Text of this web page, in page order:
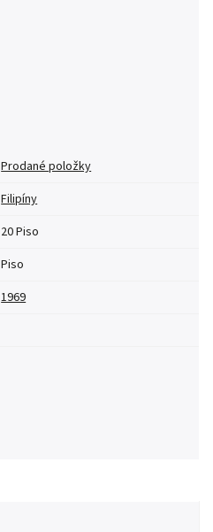
Prodané položky
Filipíny
20 Piso
Piso
1969